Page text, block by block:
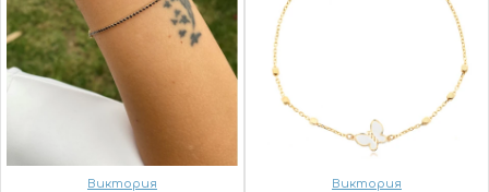
Виктория Виктория